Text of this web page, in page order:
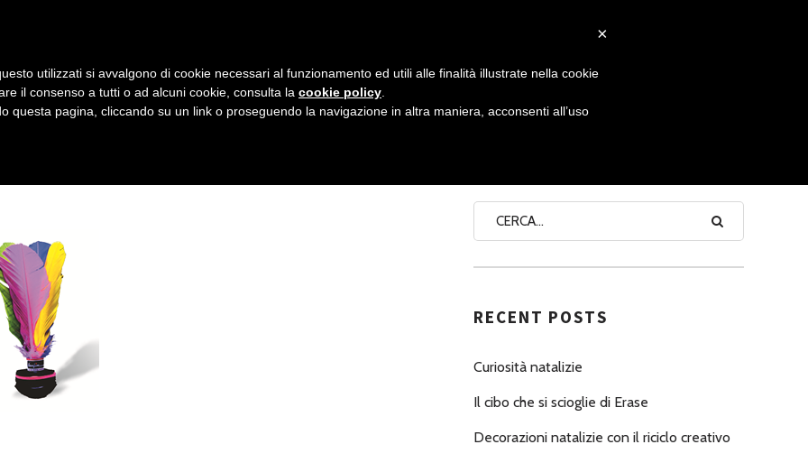
A
V
G
N
E
NONNO PASTICCIERE
1
RECENT POSTS
Curiosità natalizie
Il cibo che si scioglie di Erase
Decorazioni natalizie con il riciclo creativo
×
utilizzati si avvalgono di cookie necessari al funzionamento ed utili alle finalità illustrate nella cookie
il consenso a tutti o ad alcuni cookie, consulta la cookie policy
questa pagina, cliccando su un link o proseguendo la navigazione in altra maniera, acconsenti all’uso